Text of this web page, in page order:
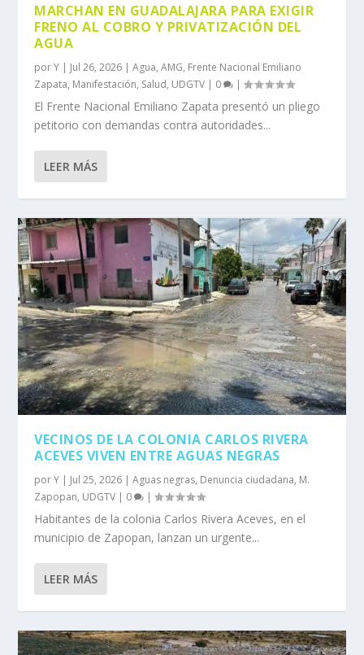
MARCHAN EN GUADALAJARA PARA EXIGIR
FRENO AL COBRO Y PRIVATIZACIÓN DEL
AGUA
porY | Jul 26, 2026 |Agua,AMG, Frente Nacional Emiliano
Zapata, Manifestación, Salud, UDGTV | 0 |
El Frente Nacional Emiliano Zapata presentó un pliego
petitorio con demandas contra autoridades...
LEER MÁS
VECINOS DE LA COLONIA CARLOS RIVERA
ACEVES VIVEN ENTRE AGUAS NEGRAS
porY | Jul 25, 2026 |Aguas negras, Denuncia ciudadana, M.
Zapopan, UDGTV | 0 |
Habitantes de la colonia Carlos Rivera Aceves, en el
municipio de Zapopan, lanzan un urgente...
LEER MÁS